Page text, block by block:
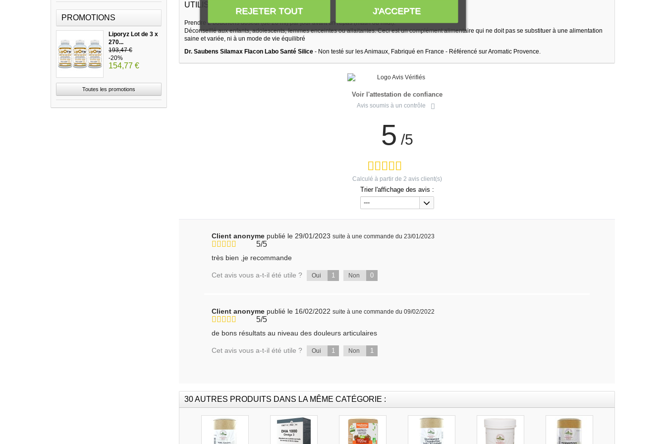
PROMOTIONS
Liporyz Lot de 3 x
270...
193,47 €
-20%
154,77 €
Toutes les promotions
UTILISATIONS :
Prendre 2 bouchons doseur (de 20 ml) par jour avant un repas (matin ou midi).
Déconseillé aux enfants, adolescents, femmes enceintes ou allaitantes. Ceci est un complément alimentaire qui ne doit pas se substituer à une alimentation
saine et variée, ni à un mode de vie équilibré
Dr. Saubens Silamax Flacon Labo Santé Silice - Non testé sur les Animaux, Fabriqué en France - Référencé sur Aromatic Provence.
Voir l'attestation de confiance
Avis soumis à un contrôle
5 /5
Calculé à partir de 2 avis client(s)
Trier l'affichage des avis :
---
Client anonyme publié le 29/01/2023 suite à une commande du 23/01/2023
5/5
très bien ,je recommande
Cet avis vous a-t-il été utile ? Oui 1 Non 0
Client anonyme publié le 16/02/2022 suite à une commande du 09/02/2022
5/5
de bons résultats au niveau des douleurs articulaires
Cet avis vous a-t-il été utile ? Oui 1 Non 1
30 AUTRES PRODUITS DANS LA MÊME CATÉGORIE :
REJETER TOUT J'ACCEPTE